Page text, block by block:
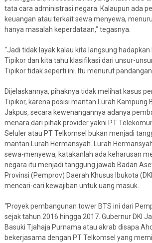
tata cara administrasi negara. Kalaupun ada
keuangan atau terkait sewa menyewa,
hanya masalah keperdataan,” tegasnya.
“Jadi tidak layak kalau kita langsung hadapkan
Tipikor dan kita tahu klasifikasi dari unsur-
Tipikor tidak seperti ini. Itu menurut pandangan
Dijelaskannya, pihaknya tidak melihat kasus
Tipikor, karena posisi mantan Lurah Kampung
Jakpus, secara kewenangannya adanya
menara dari pihak provider yakni PT
Seluler atau PT Telkomsel bukan menjadi
mantan Lurah Hermansyah. Lurah
sewa-menyewa, katakanlah ada keharusan
negara itu menjadi tanggung jawab Badan
Provinsi (Pemprov) Daerah Khusus Ibukota
mencari-cari kewajiban untuk uang masuk.
“Proyek pembangunan tower BTS ini dari
sejak tahun 2016 hingga 2017. Gubernur DKI
Basuki Tjahaja Purnama atau akrab disapa
bekerjasama dengan PT Telkomsel yang